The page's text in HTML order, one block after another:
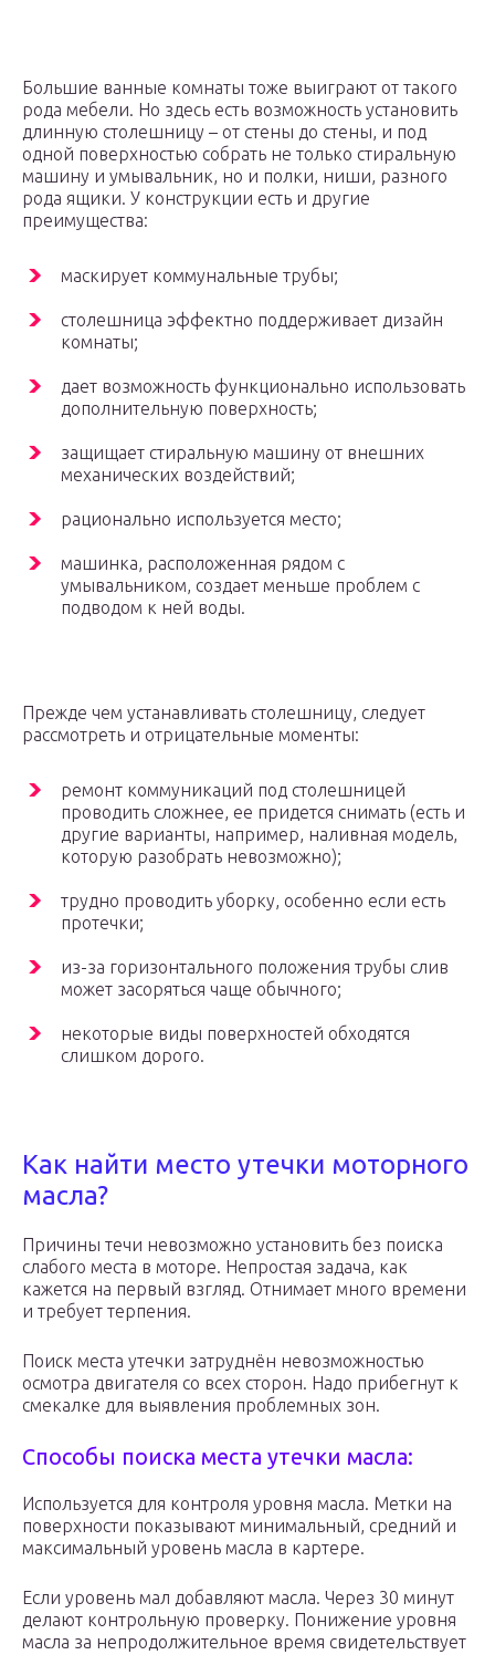
Большие ванные комнаты тоже выиграют от такого
рода мебели. Но здесь есть возможность установить
длинную столешницу – от стены до стены, и под
одной поверхностью собрать не только стиральную
машину и умывальник, но и полки, ниши, разного
рода ящики. У конструкции есть и другие
преимущества:
маскирует коммунальные трубы;
столешница эффектно поддерживает дизайн
комнаты;
дает возможность функционально использовать
дополнительную поверхность;
защищает стиральную машину от внешних
механических воздействий;
рационально используется место;
машинка, расположенная рядом с
умывальником, создает меньше проблем с
подводом к ней воды.
Прежде чем устанавливать столешницу, следует
рассмотреть и отрицательные моменты:
ремонт коммуникаций под столешницей
проводить сложнее, ее придется снимать (есть и
другие варианты, например, наливная модель,
которую разобрать невозможно);
трудно проводить уборку, особенно если есть
протечки;
из-за горизонтального положения трубы слив
может засоряться чаще обычного;
некоторые виды поверхностей обходятся
слишком дорого.
Как найти место утечки моторного
масла?
Причины течи невозможно установить без поиска
слабого места в моторе. Непростая задача, как
кажется на первый взгляд. Отнимает много времени
и требует терпения.
Поиск места утечки затруднён невозможностью
осмотра двигателя со всех сторон. Надо прибегнут к
смекалке для выявления проблемных зон.
Способы поиска места утечки масла:
Используется для контроля уровня масла. Метки на
поверхности показывают минимальный, средний и
максимальный уровень масла в картере.
Если уровень мал добавляют масла. Через 30 минут
делают контрольную проверку. Понижение уровня
масла за непродолжительное время свидетельствует